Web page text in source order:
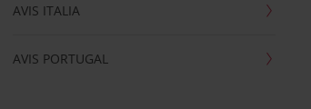
AVIS ITALIA
AVIS PORTUGAL